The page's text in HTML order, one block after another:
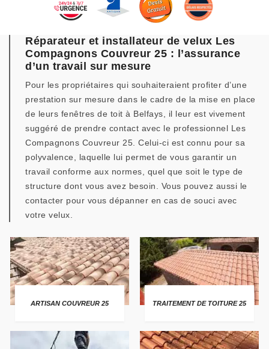
Réparateur et installateur de velux Les
Compagnons Couvreur 25 : l’assurance
d’un travail sur mesure
Pour les propriétaires qui souhaiteraient profiter d’une
prestation sur mesure dans le cadre de la mise en place
de leurs fenêtres de toit à Belfays, il leur est vivement
suggéré de prendre contact avec le professionnel Les
Compagnons Couvreur 25. Celui-ci est connu pour sa
polyvalence, laquelle lui permet de vous garantir un
travail conforme aux normes, quel que soit le type de
structure dont vous avez besoin. Vous pouvez aussi le
contacter pour vous dépanner en cas de souci avec
votre velux.
ARTISAN COUVREUR 25 TRAITEMENT DE TOITURE 25